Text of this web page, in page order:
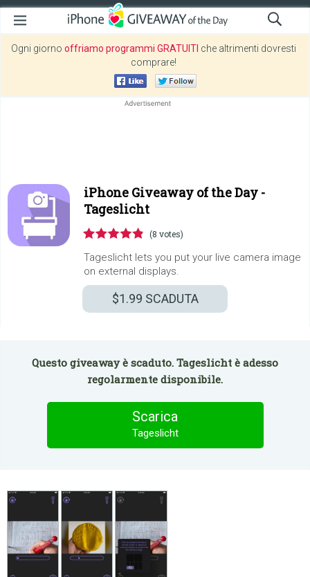
Ogni giorno offriamo programmi GRATUITI che altrimenti dovresti
comprare!
iPhone Giveaway of the Day -
Tageslicht
(8 votes)
Tageslicht lets you put your live camera image
on external displays.
$1.99 SCADUTA
Questo giveaway è scaduto. Tageslicht è adesso
regolarmente disponibile.
Scarica
Tageslicht